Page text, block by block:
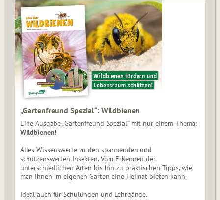
„Gartenfreund Spezial“: Wildbienen
Eine Ausgabe „Gartenfreund Spezial“ mit nur einem Thema:
Wildbienen!
Alles Wissenswerte zu den spannenden und
schützenswerten Insekten. Vom Erkennen der
unterschiedlichen Arten bis hin zu praktischen Tipps, wie
man ihnen im eigenen Garten eine Heimat bieten kann.
Ideal auch für Schulungen und Lehrgänge.